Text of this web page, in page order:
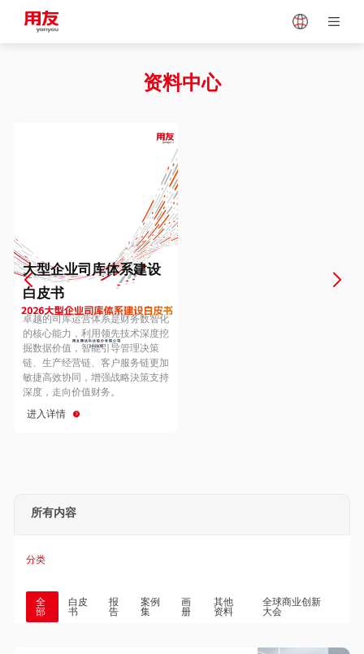
Vietnam
Europe
Hungary
Hong Kong
资料中心
大型企业司库体系建设
白皮书
卓越的司库运营体系是财务数智化
的核心能力，利用领先技术深度挖
掘数据价值，智能引导管理决策
链、生产经营链、客户服务链更加
敏捷高效协同，增强战略決策支持
深度，走向价值财务。
进入详情
所有内容
分类
全
部
白皮
书
报
告
案例
集
画
册
其他
资料
全球商业创新
大会